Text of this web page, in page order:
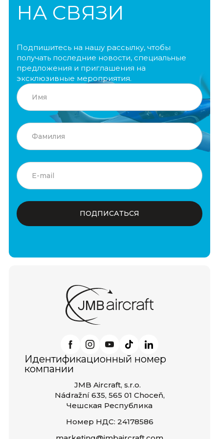
НА СВЯЗИ
Подпишитесь на нашу рассылку, чтобы
получать последние новости, специальные
предложения и приглашения на
эксклюзивные мероприятия.
Идентификационный номер
компании
JMB Aircraft, s.r.o.
Nádražní 635, 565 01 Choceň,
Чешская Республика
Номер НДС: 24178586